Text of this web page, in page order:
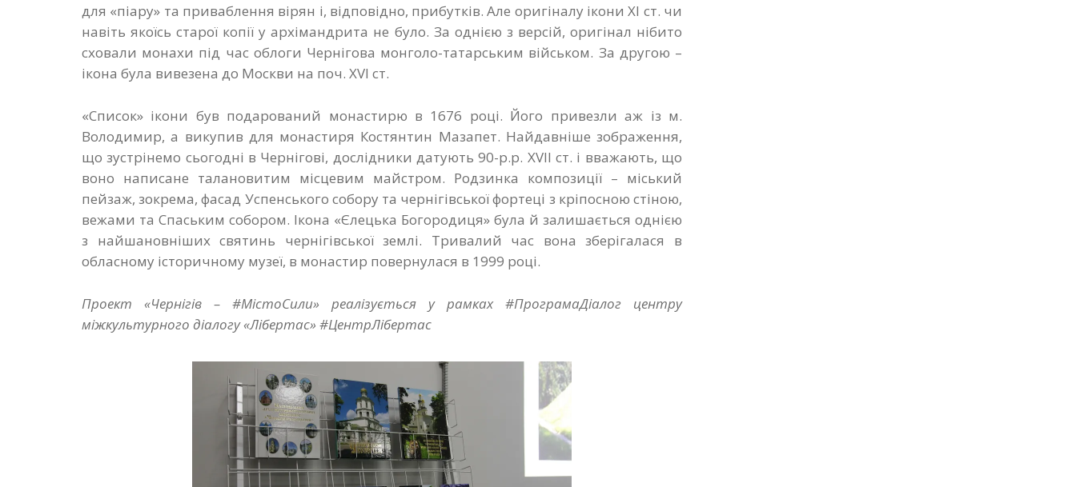
для «піару» та приваблення вірян і, відповідно, прибутків. Але оригіналу ікони ХІ ст. чи
навіть якоїсь старої копії у архімандрита не було. За однією з версій, оригінал нібито
сховали монахи під час облоги Чернігова монголо-татарським військом. За другою –
ікона була вивезена до Москви на поч. ХVІ ст.
«Список» ікони був подарований монастирю в 1676 році. Його привезли аж із м.
Володимир, а викупив для монастиря Костянтин Мазапет. Найдавніше зображення,
що зустрінемо сьогодні в Чернігові, дослідники датують 90-р.р. ХVІІ ст. і вважають, що
воно написане талановитим місцевим майстром. Родзинка композиції – міський
пейзаж, зокрема, фасад Успенського собору та чернігівської фортеці з кріпосною стіною,
вежами та Спаським собором. Ікона «Єлецька Богородиця» була й залишається однією
з найшановніших святинь чернігівської землі. Тривалий час вона зберігалася в
обласному історичному музеї, в монастир повернулася в 1999 році.
Проект «Чернігів – #МістоСили» реалізується у рамках #ПрограмаДіалог центру
міжкультурного діалогу «Лібертас» #ЦентрЛібертас